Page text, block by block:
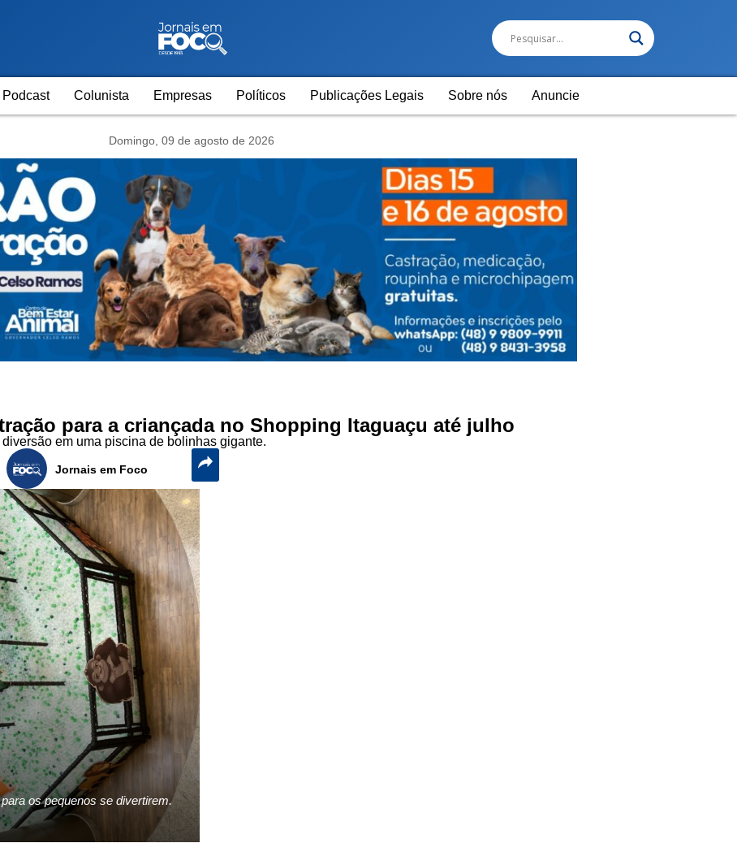
Podcast Colunista Empresas Políticos Publicações Legais Sobre nós Anuncie
Domingo, 09 de agosto de 2026
para a criançada no Shopping Itaguaçu até julho
em uma piscina de bolinhas gigante.
Jornais em Foco
os pequenos se divertirem.